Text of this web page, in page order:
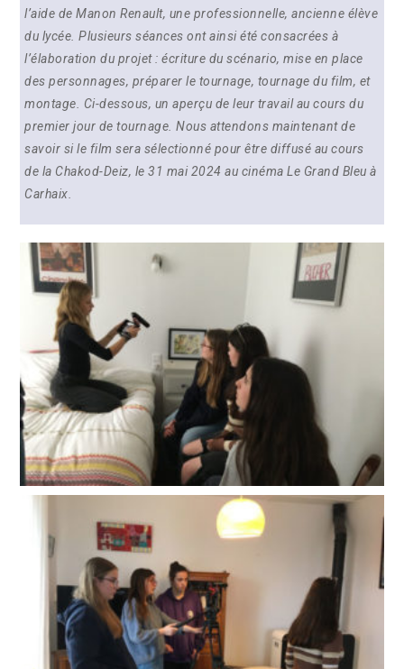
l’aide de Manon Renault, une professionnelle, ancienne élève
du lycée. Plusieurs séances ont ainsi été consacrées à
l’élaboration du projet : écriture du scénario, mise en place
des personnages, préparer le tournage, tournage du film, et
montage. Ci-dessous, un aperçu de leur travail au cours du
premier jour de tournage. Nous attendons maintenant de
savoir si le film sera sélectionné pour être diffusé au cours
de la Chakod-Deiz, le 31 mai 2024 au cinéma Le Grand Bleu à
Carhaix.